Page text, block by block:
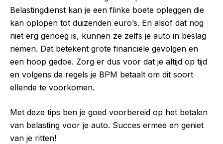
Belastingdienst kan je een flinke boete opleggen die
kan oplopen tot duizenden euro’s. En alsof dat nog
niet erg genoeg is, kunnen ze zelfs je auto in beslag
nemen. Dat betekent grote financiële gevolgen en
een hoop gedoe. Zorg er dus voor dat je altijd op tijd
en volgens de regels je BPM betaalt om dit soort
ellende te voorkomen.
Met deze tips ben je goed voorbereid op het betalen
van belasting voor je auto. Succes ermee en geniet
van je ritten!